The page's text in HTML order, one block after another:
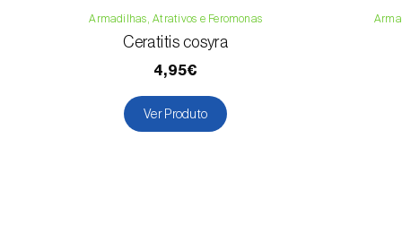
Armadilhas, Atrativos e Feromonas
Ceratitis cosyra
4,95€
Ver Produto